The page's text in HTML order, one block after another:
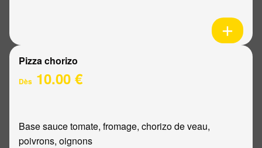
Pizza chorizo
Dès 10.00 €
Base sauce tomate, fromage, chorizo de veau,
poivrons, oignons